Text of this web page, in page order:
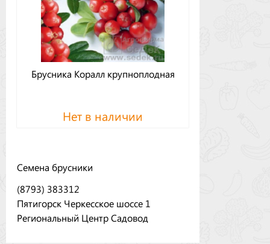
Брусника Коралл крупноплодная
Нет в наличии
Семена брусники
(8793) 383312
Пятигорск Черкесское шоссе 1
Региональный Центр Садовод